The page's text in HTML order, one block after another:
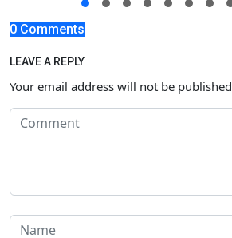
0 Comments
LEAVE A REPLY
Your email address will not be published